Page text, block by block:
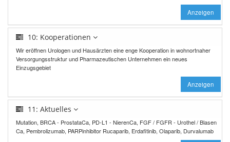
Anzeigen
10: Kooperationen
Wir eröffnen Urologen und Hausärzten eine enge Kooperation in wohnortnaher
Versorgungsstruktur und Pharmazeutischen Unternehmen ein neues
Einzugsgebiet
Anzeigen
11: Aktuelles
Mutation, BRCA - ProstataCa, PD-L1 - NierenCa, FGF / FGFR - Urothel / Blasen
Ca, Pembrolizumab, PARPinhibitor Rucaparib, Erdafitinib, Olaparib, Durvalumab